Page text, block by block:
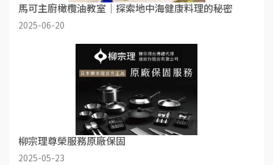
馬可主廚橄欖油教室｜探索地中海健康料理的秘密
2025-06-20
柳宗理尊榮服務原廠保固
2025-05-23